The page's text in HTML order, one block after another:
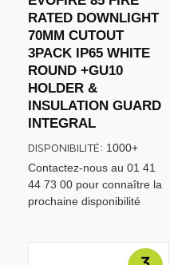
RATED DOWNLIGHT
70MM CUTOUT
3PACK IP65 WHITE
ROUND +GU10
HOLDER &
INSULATION GUARD
INTEGRAL
Contactez-nous au 01 41
44 73 00 pour connaître la
prochaine disponibilité
DISPONIBILITÉ: 1000+